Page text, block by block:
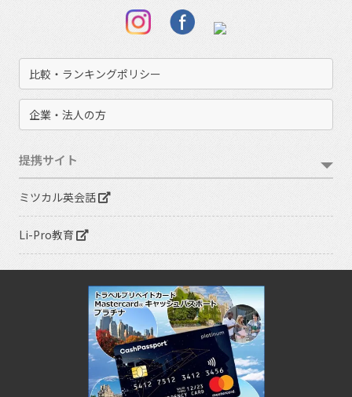
比較・ランキングポリシー
企業・法人の方
提携サイト
ミツカル英会話
Li-Pro教育